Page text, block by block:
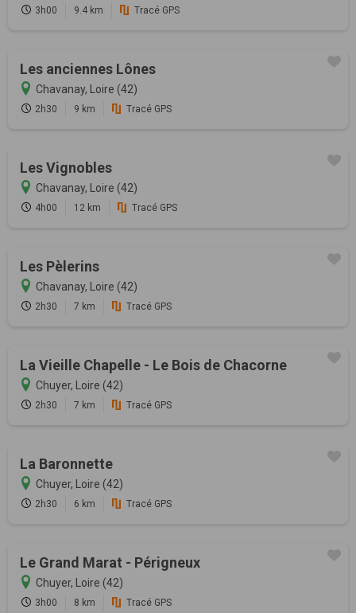
3h00 9.4 km Tracé GPS
Les anciennes Lônes
Chavanay, Loire (42)
2h30 9 km Tracé GPS
Les Vignobles
Chavanay, Loire (42)
4h00 12 km Tracé GPS
Les Pèlerins
Chavanay, Loire (42)
2h30 7 km Tracé GPS
La Vieille Chapelle - Le Bois de Chacorne
Chuyer, Loire (42)
2h30 7 km Tracé GPS
La Baronnette
Chuyer, Loire (42)
2h30 6 km Tracé GPS
Le Grand Marat - Périgneux
Chuyer, Loire (42)
3h00 8 km Tracé GPS